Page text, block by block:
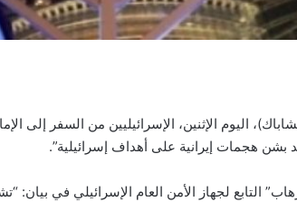
اليوم الإثنين، الإسرائيليين من السفر إلى
بشن هجمات إيرانية على أهداف إسرائيلية”.
التابع لجهاز الأمن العام الإسرائيلي في بيان: